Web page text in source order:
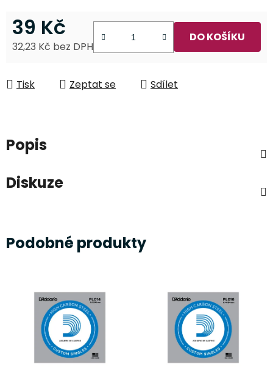
39 Kč
32,23 Kč bez DPH
DO KOŠÍKU
Tisk Zeptat se Sdílet
Popis
Diskuze
Podobné produkty